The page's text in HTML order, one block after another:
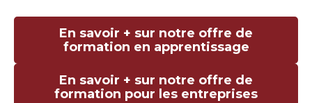
En savoir + sur notre offre de
formation en apprentissage
En savoir + sur notre offre de
formation pour les entreprises